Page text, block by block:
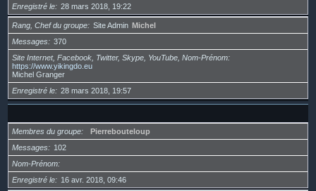
Enregistré le
28 mars 2018, 19:22
Rang, Chef du groupe Site Admin Michel
Messages
370
Site Internet, Facebook, Twitter, Skype, YouTube, Nom-Prénom
https://www.yikingdo.eu
Michel Granger
Enregistré le
28 mars 2018, 19:57
Membres du groupe
Pierrebouteloup
Messages
102
Nom-Prénom
Enregistré le
16 avr. 2018, 09:46